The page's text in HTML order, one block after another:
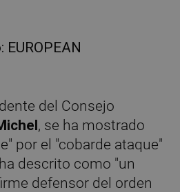
del Consejo
, se ha mostrado
por el "cobarde ataque"
descrito como "un
defensor del orden